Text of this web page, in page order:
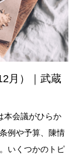
月）｜武蔵
本会議がひらか
例や予算、陳情
いくつかのトピ